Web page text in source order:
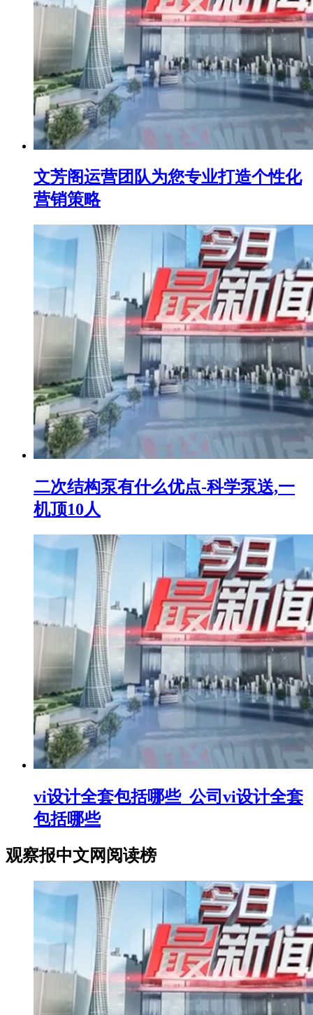
文芳阁运营团队为您专业打造个性化
营销策略
二次结构泵有什么优点-科学泵送,一
机顶10人
vi设计全套包括哪些_公司vi设计全套
包括哪些
观察报中文网阅读榜